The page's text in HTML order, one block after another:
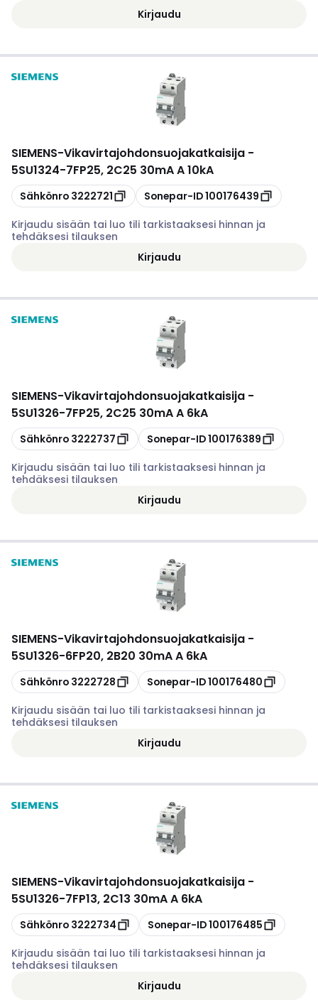
Kirjaudu
SIEMENS-Vikavirtajohdonsuojakatkaisija -
5SU1324-7FP25, 2C25 30mA A 10kA
Kopioi
Sähkönro 3222721 Kopioi
Sonepar-ID100176439
Kirjaudu sisään tai luo tili tarkistaaksesi hinnan ja
tehdäksesi tilauksen
Kirjaudu
SIEMENS-Vikavirtajohdonsuojakatkaisija -
5SU1326-7FP25, 2C25 30mA A 6kA
Kopioi
Sähkönro 3222737 Kopioi
Sonepar-ID100176389
Kirjaudu sisään tai luo tili tarkistaaksesi hinnan ja
tehdäksesi tilauksen
Kirjaudu
SIEMENS-Vikavirtajohdonsuojakatkaisija -
5SU1326-6FP20, 2B20 30mA A 6kA
Kopioi
Sähkönro 3222728 Kopioi
Sonepar-ID100176480
Kirjaudu sisään tai luo tili tarkistaaksesi hinnan ja
tehdäksesi tilauksen
Kirjaudu
SIEMENS-Vikavirtajohdonsuojakatkaisija -
5SU1326-7FP13, 2C13 30mA A 6kA
Kopioi
Sähkönro 3222734 Kopioi
Sonepar-ID100176485
Kirjaudu sisään tai luo tili tarkistaaksesi hinnan ja
tehdäksesi tilauksen
Kirjaudu